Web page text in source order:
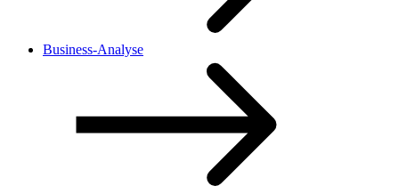
Business-Analyse